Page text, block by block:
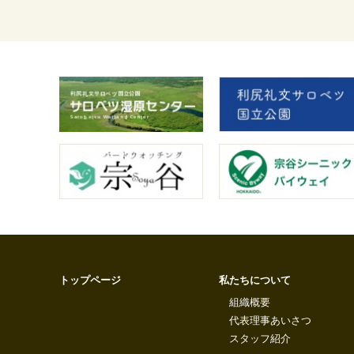
トップページ
私たちについて
組織概要
代表理事あいさつ
スタッフ紹介